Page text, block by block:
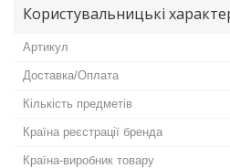
Користувальницькі
Артикул
Доставка/Оплата
Кількість предметів
Країна реєстрації бренда
Країна-виробник товару